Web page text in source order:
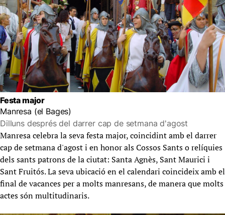
Festa major
Manresa (el Bages)
Dilluns després del darrer cap de setmana d'agost
Manresa celebra la seva festa major, coincidint amb el darrer
cap de setmana d'agost i en honor als Cossos Sants o relíquies
dels sants patrons de la ciutat: Santa Agnès, Sant Maurici i
Sant Fruitós. La seva ubicació en el calendari coincideix amb el
final de vacances per a molts manresans, de manera que molts
actes són multitudinaris.